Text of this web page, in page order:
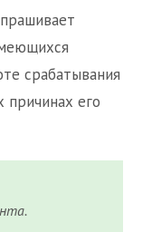
срабатывания
причинах его